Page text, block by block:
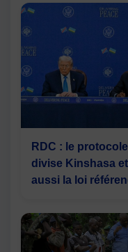
RDC : le
divise Kinshasa
aussi la loi